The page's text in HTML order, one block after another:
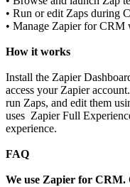
• Run or edit Zaps during
• Manage Zapier for
How it works
Install the Zapier
access your Zapier
run Zaps, and edit them
uses Zapier Full
experience.
FAQ
We use Zapier for CRM.